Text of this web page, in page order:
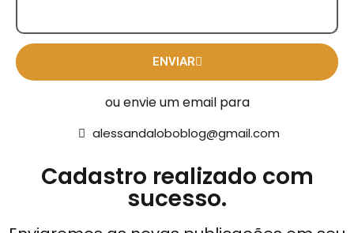
ENVIAR
ou envie um email para
alessandaloboblog@gmail.com
Cadastro realizado com
sucesso.